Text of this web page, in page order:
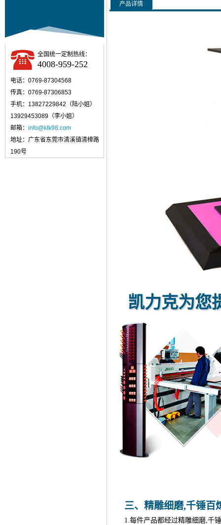
产品详情
凯力克为您
三、精雕细磨,千锤百
1.每件产品都经过精雕细磨,千
全国统一定制热线：
4008-959-252
电话：0769-87304568
传真：0769-87306853
手机：13827229842（陆小姐）
13929453089（李小姐）
邮箱： info@klk98.com
地址：广东省东莞市清溪镇清樟路
190号